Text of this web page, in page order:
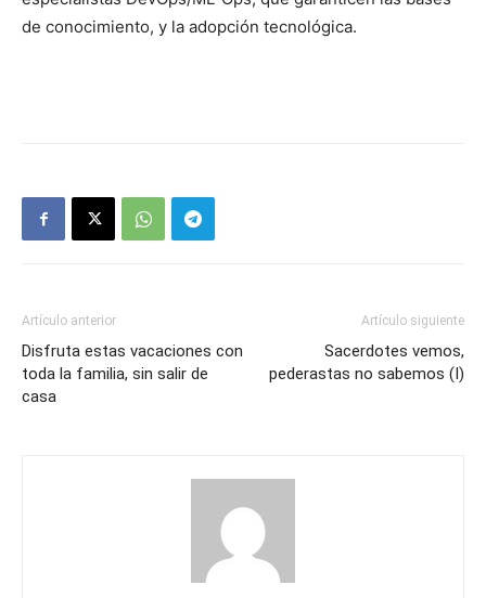
de conocimiento, y la adopción tecnológica.
Artículo anterior
Disfruta estas vacaciones con
toda la familia, sin salir de
casa
Artículo siguiente
Sacerdotes vemos,
pederastas no sabemos (I)